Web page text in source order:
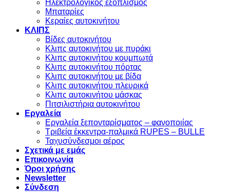
Ηλεκτρολογικός εξοπλισμός
Μπαταρίες
Κεραίες αυτοκινήτου
ΚΛΙΠΣ
Βίδες αυτοκινήτου
Kλιπς αυτοκινήτου με πυράκι
Kλιπς αυτοκινήτου κουμπωτά
Κλιπς αυτοκινήτου πόρτας
Κλιπς αυτοκινήτου με βίδα
Kλιπς αυτοκινήτου πλευρικά
Kλιπς αυτοκινήτου μάσκας
Πιτσιλιστήρια αυτοκινήτου
Εργαλεία
Εργαλεία ξεπονταρίσματος – φανοποιίας
Τριβεία έκκεντρα-παλμικά RUPES – BULLE
Ταχυσύνδεσμοι αέρος
Σχετικά με εμάς
Επικοινωνία
Όροι χρήσης
Newsletter
Σύνδεση